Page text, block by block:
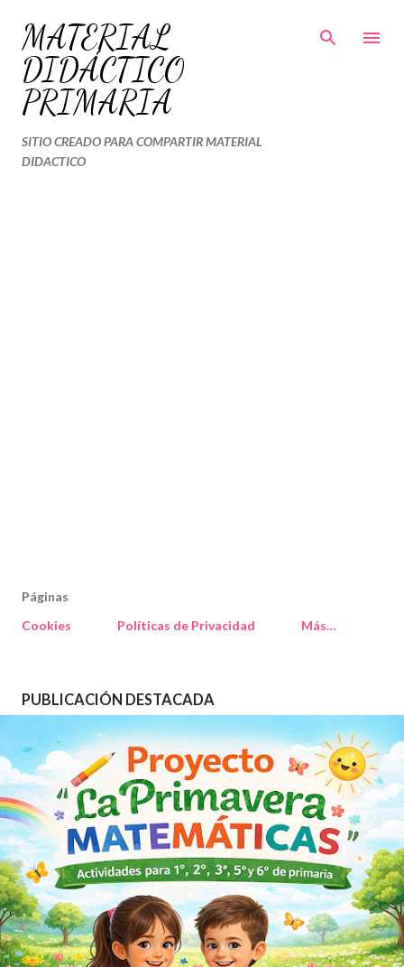
Ir al contenido principal
MATERIAL
DIDÁCTICO
PRIMARIA
SITIO CREADO PARA COMPARTIR MATERIAL
DIDACTICO
Páginas
Cookies
Políticas de Privacidad Más…
PUBLICACIÓN DESTACADA